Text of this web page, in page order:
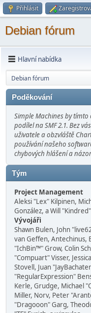
Přihlásit
Debian fórum
Hlavní nabídka
Debian fórum
Poděkování
Simple Machines by
podílel na SMF 2.1. Bez
uživatele a obzvláště
používání našeho
chybových hlášení a
Tým
Project Management
Aleksi "Lex" Kilpinen,
González, a Will
Vývojáři
Shawn Bulen, John
van Geffen, Antechinus,
"IchBin™" Grow, Colin
"Compuart" Visser,
Stovell, Juan
"RegularExpression"
Kerle, Grudge, Michael
Miller, Norv, Peter
"Dragooon" Garg,